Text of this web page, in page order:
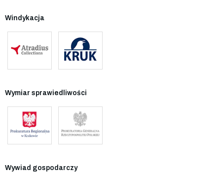
Windykacja
Wymiar sprawiedliwości
Wywiad gospodarczy